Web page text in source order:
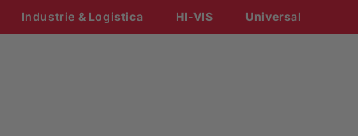
Industrie & Logistica HI-VIS Universal